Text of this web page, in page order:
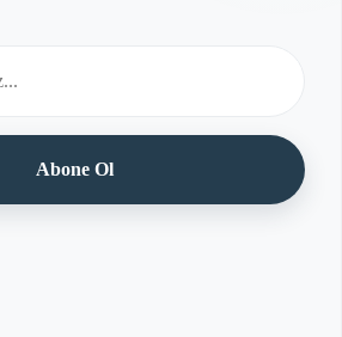
Abone Ol